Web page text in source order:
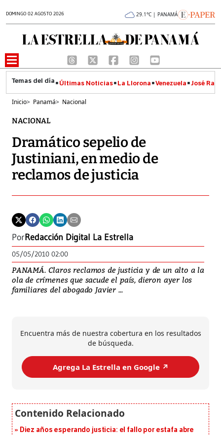
DOMINGO 02 AGOSTO 2026 29.1°C | PANAMÁ
Últimas Noticias La Llorona Venezuela José
Inicio> Panamá> Nacional
NACIONAL
Dramático sepelio de
Justiniani, en medio de
reclamos de justicia
PorRedacción Digital La Estrella
05/05/2010 02:00
PANAMÁ. Claros reclamos de justicia y de un alto a la
ola de crímenes que sacude el país, dieron ayer los
familiares del abogado Javier ...
Encuentra más de nuestra cobertura en los resultados
de búsqueda.
Agrega La Estrella en Google ↗️
Diez años esperando justicia: el fallo por estafa abre